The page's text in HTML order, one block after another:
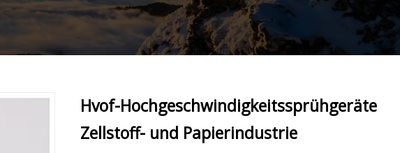
Hvof-Hochgeschwindigkeitssprühgeräte
Zellstoff- und Papierindustrie